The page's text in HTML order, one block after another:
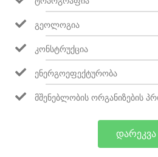
ᲒᲔᲝᲚᲝᲒᲘᲐ
ᲙᲝᲜᲡᲢᲠᲣᲥᲪᲘᲐ
ᲔᲜᲔᲠᲒᲝᲔᲤᲔᲥᲢᲣᲠᲝᲑᲐ
ᲛᲨᲔᲜᲔᲑᲚᲝᲑᲘᲡ ᲝᲠᲒᲐᲜᲘᲖᲔᲑᲘᲡ
ᲓᲐᲠᲔᲙᲕᲐ